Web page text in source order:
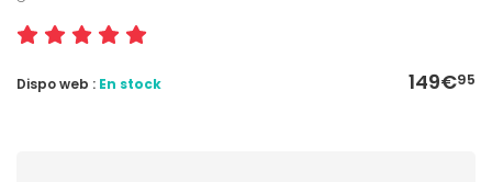
149€95
Dispo web : En stock